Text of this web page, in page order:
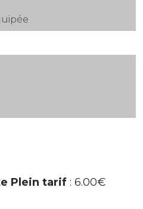
Plein tarif : 6.00€